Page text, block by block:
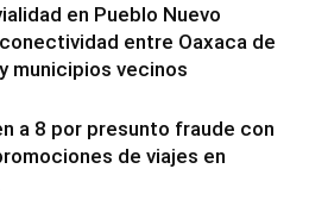
en Pueblo Nuevo
entre Oaxaca de
municipios vecinos
a 8 por presunto fraude con
de viajes en